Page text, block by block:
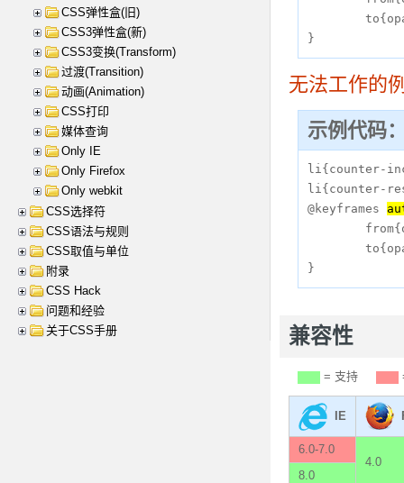
无法工作的
示例代码
li{counter-
li{counter-
@keyframes
兼容性
= 支持
IE
6.0-7.0
4.0
8.0
CSS弹性盒(旧)
CSS3弹性盒(新)
CSS3变换(Transform)
过渡(Transition)
动画(Animation)
CSS打印
媒体查询
Only IE
Only Firefox
Only webkit
CSS选择符
CSS语法与规则
CSS取值与单位
附录
CSS Hack
问题和经验
关于CSS手册